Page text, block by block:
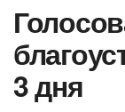
3 дня